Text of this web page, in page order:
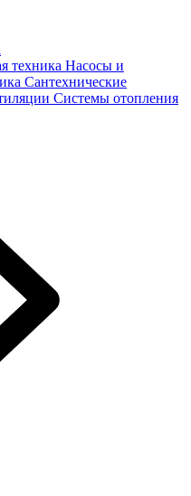
техника Насосы и
Сантехнические
Системы отопления